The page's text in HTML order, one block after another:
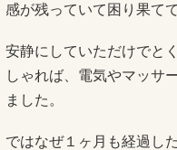
感が残っていて困り果て
安静にしていただけでと
しゃれば、電気やマッサ
ました。
ではなぜ１ヶ月も経過し